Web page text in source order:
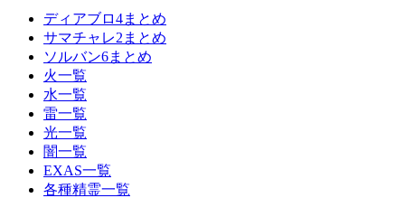
ディアブロ4まとめ
サマチャレ2まとめ
ソルバン6まとめ
火一覧
水一覧
雷一覧
光一覧
闇一覧
EXAS一覧
各種精霊一覧